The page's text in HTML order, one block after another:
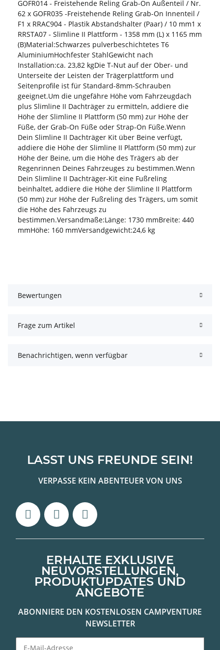
GOFR014 - Freistehende Reling Grab-On Außenteil / Nr.
62 x GOFR035 -Freistehende Reling Grab-On Innenteil /
F1 x RRAC904 - Plastik Abstandshalter (Paar) / 10 mm1 x
RRSTA07 - Slimline II Plattform - 1358 mm (L) x 1165 mm
(B)Material:Schwarzes pulverbeschichtetes T6
AluminiumHochfester StahlGewicht nach
Installation:ca. 23,82 kgDie T-Nut auf der Ober- und
Unterseite der Leisten der Trägerplattform und
Seitenprofile ist für Standard-8mm-Schrauben
geeignet.Um die ungefähre Höhe vom Fahrzeugdach
plus Slimline II Dachträger zu ermitteln, addiere die
Höhe der Slimline II Plattform (50 mm) zur Höhe der
Füße, der Grab-On Füße oder Strap-On Füße.Wenn
Dein Slimline II Dachträger Kit über Beine verfügt,
addiere die Höhe der Slimline II Plattform (50 mm) zur
Höhe der Beine, um die Höhe des Trägers ab der
Regenrinnen Deines Fahrzeuges zu bestimmen.Wenn
Dein Slimline II Dachträger-Kit eine Fußreling
beinhaltet, addiere die Höhe der Slimline II Plattform
(50 mm) zur Höhe der Fußreling des Trägers, um somit
die Höhe des Fahrzeugs zu
bestimmen.Versandmaße:Länge: 1730 mmBreite: 440
mmHöhe: 160 mmVersandgewicht:24,6 kg
Bewertungen
Frage zum Artikel
Benachrichtigen, wenn verfügbar
LASST UNS FREUNDE SEIN!
VERPASSE KEIN ABENTEUER VON UNS
ERHALTE EXKLUSIVE
NEUVORSTELLUNGEN,
PRODUKTUPDATES UND
ANGEBOTE
ABONNIERE DEN KOSTENLOSEN CAMPVENTURE
NEWSLETTER